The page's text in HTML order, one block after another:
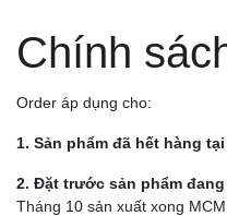
Chính
Order áp dụng cho:
1. Sản phẩm đã hết hàng
2. Đặt trước sản phẩm
Tháng 10 sản xuất xong